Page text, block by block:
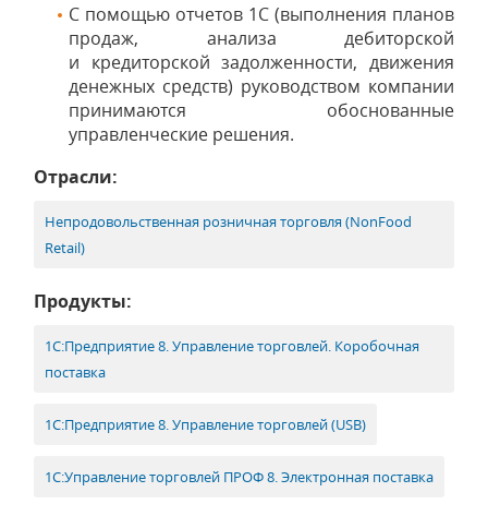
С помощью отчетов 1С (выполнения планов
продаж, анализа дебиторской
и кредиторской задолженности, движения
денежных средств) руководством компании
принимаются обоснованные
управленческие решения.
Отрасли:
Непродовольственная розничная торговля (NonFood
Retail)
Продукты:
1С:Предприятие 8. Управление торговлей. Коробочная
поставка
1С:Предприятие 8. Управление торговлей (USB)
1С:Управление торговлей ПРОФ 8. Электронная поставка